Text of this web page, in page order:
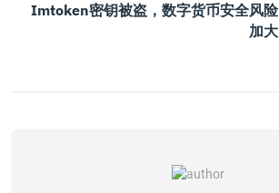
Imtoken密钥被盗，数字货币安全风险
加大